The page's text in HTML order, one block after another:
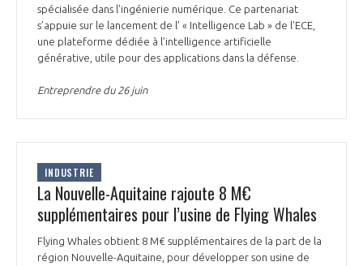
spécialisée dans l’ingénierie numérique. Ce partenariat
s’appuie sur le lancement de l' « Intelligence Lab » de l’ECE,
une plateforme dédiée à l’intelligence artificielle
générative, utile pour des applications dans la défense.
Entreprendre du 26 juin
INDUSTRIE
La Nouvelle-Aquitaine rajoute 8 M€
supplémentaires pour l’usine de Flying Whales
Flying Whales obtient 8 M€ supplémentaires de la part de la
région Nouvelle-Aquitaine, pour développer son usine de